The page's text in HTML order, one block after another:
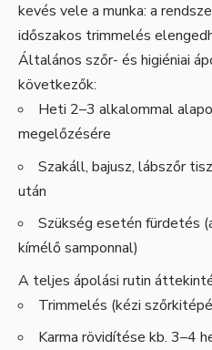
kevés vele a munka: a
időszakos trimmelés
Általános szőr- és higiéniai
következők:
Heti 2–3 alkalommal
megelőzésére
Szakáll, bajusz, lábszőr
után
Szükség esetén fürdetés
kímélő samponnal)
A teljes ápolási rutin
Trimmelés (kézi
Karma rövidítése kb. 3–4